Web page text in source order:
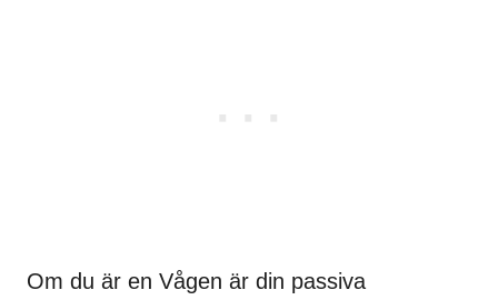
Om du är en Vågen är din passiva